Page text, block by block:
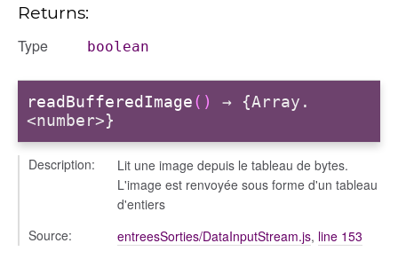
Returns:
Type boolean
readBufferedImage()
→ {Array.
<number>}
Description:
Lit une image depuis le tableau de bytes.
L'image est renvoyée sous forme d'un tableau
d'entiers
Source:
entreesSorties/DataInputStream.js, line 153